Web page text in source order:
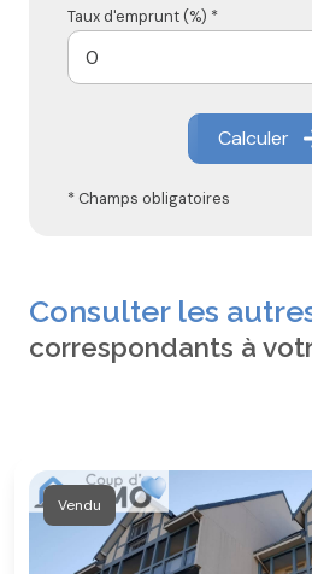
Taux d'emprunt (%) *
Calculer
* Champs obligatoires
Consulter les
correspondants à
Vendu